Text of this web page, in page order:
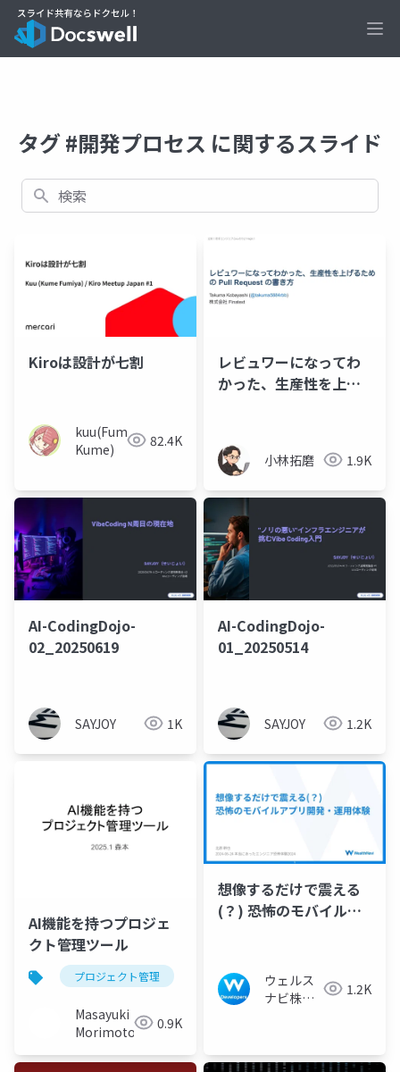
タグ #開発プロセス に関するスライド
検索
Kiroは設計が七割
kuu(Fumiya
Kume)
82.4K
レビュワーになってわ
かった、生産性を上げ
小林拓磨 1.9K
AI-CodingDojo-
02_20250619
SAYJOY 1K
AI-CodingDojo-
01_20250514
SAYJOY 1.2K
AI機能を持つプロジェ
クト管理ツール
プロジェクト管理 プロジェジェクトマネジメント
Masayuki
Morimoto
0.9K
想像するだけで震える
(？) 恐怖のモバイルア
ウェルス
ナビ株式
ム
1.2K